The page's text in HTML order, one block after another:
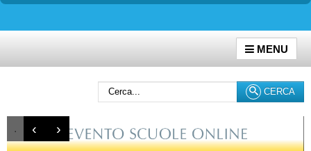
MENU
CERCA
. ‹ ›